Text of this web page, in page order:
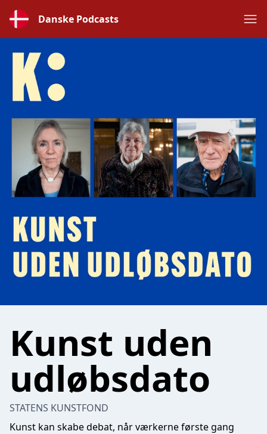
Danske Podcasts
Kunst uden
udløbsdato
STATENS KUNSTFOND
Kunst kan skabe debat, når værkerne første gang